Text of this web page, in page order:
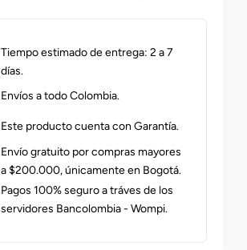
Tiempo estimado de entrega: 2 a 7
días.
Envíos a todo Colombia.
Este producto cuenta con Garantía.
Envío gratuito por compras mayores
a $200.000, únicamente en Bogotá.
Pagos 100% seguro a tráves de los
servidores Bancolombia - Wompi.